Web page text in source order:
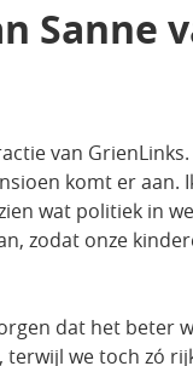
Sanne
van
komt er
wat politiek in
zodat onze
dat het
we toch zó